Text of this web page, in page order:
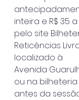
inteira e R$ 35
pelo site
Reticências
localizado à
Avenida
ou na bilheteria
antes da